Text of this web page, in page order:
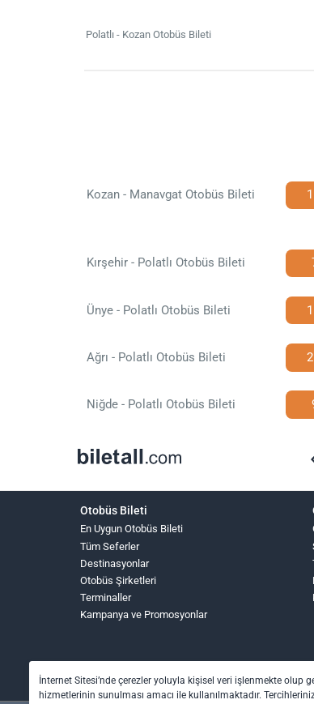
Polatlı - Kozan Otobüs Bileti
Kozan - Manavgat Otobüs Bileti
Kırşehir - Polatlı Otobüs Bileti
Ünye - Polatlı Otobüs Bileti
Ağrı - Polatlı Otobüs Bileti
Niğde - Polatlı Otobüs Bileti
Otobüs Bileti
En Uygun Otobüs Bileti
Tüm Seferler
Destinasyonlar
Otobüs Şirketleri
Terminaller
Kampanya ve Promosyonlar
İnternet Sitesi’nde çerezler yoluyla kişisel veri işlenmekte olup
hizmetlerinin sunulması amacı ile kullanılmaktadır.